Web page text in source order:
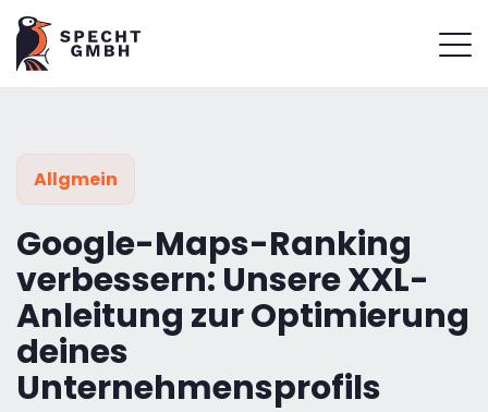
Allgmein
Google-Maps-Ranking
verbessern: Unsere XXL-
Anleitung zur Optimierung
deines
Unternehmensprofils